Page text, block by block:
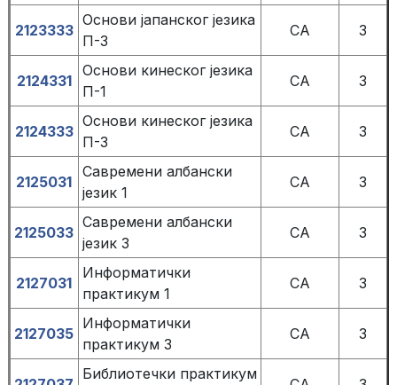
2123333
Основи јапанског језика
П-3
СА 3
2124331
Основи кинеског језика
П-1
СА 3
2124333
Основи кинеског језика
П-3
СА 3
2125031
Савремени албански
језик 1
СА 3
2125033
Савремени албански
језик 3
СА 3
2127031
Информатички
практикум 1
СА 3
2127035
Информатички
практикум 3
СА 3
Библиотечки практикум